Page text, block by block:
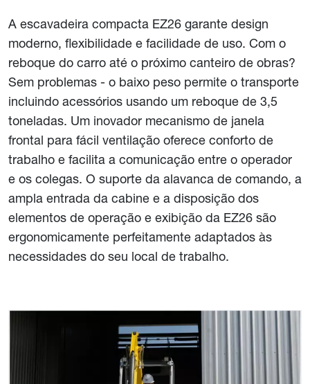
A escavadeira compacta EZ26 garante design
moderno, flexibilidade e facilidade de uso. Com o
reboque do carro até o próximo canteiro de obras?
Sem problemas - o baixo peso permite o transporte
incluindo acessórios usando um reboque de 3,5
toneladas. Um inovador mecanismo de janela
frontal para fácil ventilação oferece conforto de
trabalho e facilita a comunicação entre o operador
e os colegas. O suporte da alavanca de comando, a
ampla entrada da cabine e a disposição dos
elementos de operação e exibição da EZ26 são
ergonomicamente perfeitamente adaptados às
necessidades do seu local de trabalho.